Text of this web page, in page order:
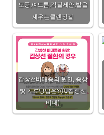
모공,여드름,각질세안,발을
세우는클렌징젤
갑상선비대증의 원인, 증상
및 치료방법은?(ft. 갑상선
비대)